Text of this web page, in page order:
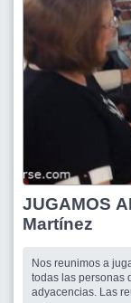
JUGAMOS AL
Martínez
Nos reunimos a
todas las personas
adyacencias. Las